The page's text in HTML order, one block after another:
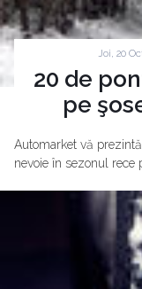
Joi, 20
20 de
pe
Automarket vă
nevoie în sezonul rece